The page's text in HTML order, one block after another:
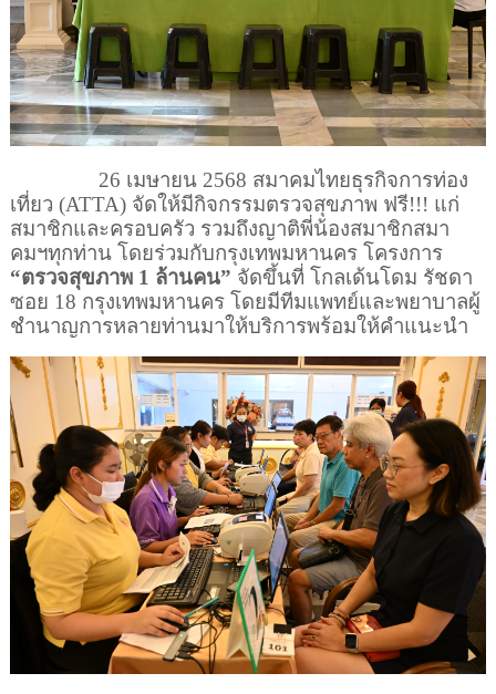
26 เมษายน 2568 สมาคมไทยธุรกิจการท่อง
เที่ยว (ATTA)จัดให้มีกิจกรรมตรวจสุขภาพ ฟรี!!! แก่
สมาชิกและครอบครัว รวมถึงญาติพี่น้องสมาชิกสมา
คมฯทุกท่าน โดยร่วมกับกรุงเทพมหานคร โครงการ
“ตรวจสุขภาพ 1 ล้านคน” จัดขึ้นที่ โกลเด้นโดม รัชดา
ซอย 18 กรุงเทพมหานคร โดยมีทีมแพทย์และพยาบาลผู้
ชำนาญการหลายท่านมาให้บริการพร้อมให้คำแนะนำ